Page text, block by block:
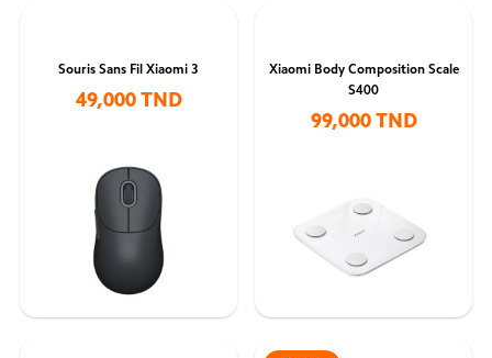
Souris Sans Fil Xiaomi 3
49,000 TND
Xiaomi Body Composition Scale
S400
99,000 TND